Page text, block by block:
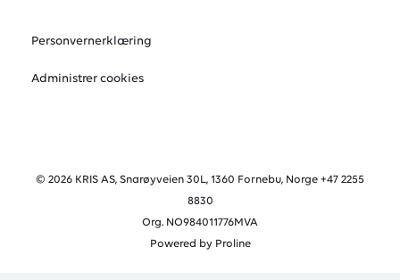
Personvernerklæring
Administrer cookies
© 2026 KRIS AS, Snarøyveien 30L, 1360 Fornebu, Norge +47 2255
8830
Org. NO984011776MVA
Powered by Proline